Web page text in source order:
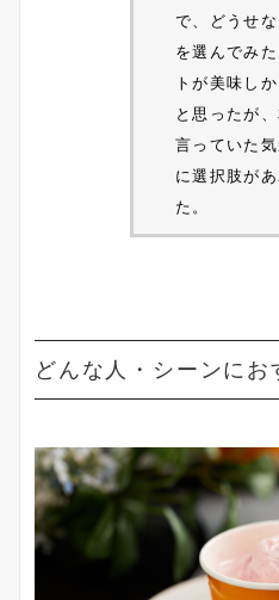
で、どうせ
を選んでみ
トが美味し
と思ったが
言っていた
に選択肢が
た。
どんな人・シーンにお